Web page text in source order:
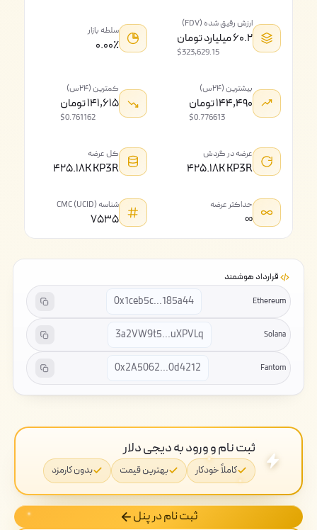
ارزش رقیق شده (FDV)
۶۰.۲ میلیارد تومان
$323,629.15
سلطه بازار
۰.۰۰٪
بیشترین (۲۴س)
۱۴۴,۴۹۰ تومان
$0.776613
کمترین (۲۴س)
۱۴۱,۶۱۵ تومان
$0.761162
عرضه در گردش
۴۲۵.۱۸K KP3R
کل عرضه
۴۲۵.۱۸K KP3R
حداکثر عرضه
∞
شناسه CMC (UCID)
۷۵۳۵
قرارداد هوشمند
Ethereum
0x1ceb5c...185a44
Solana
3a2VW9t5...uXPVLq
Fantom
0x2A5062...0d4212
ثبت نام و ورود به دیجی دلار
کاملاً خودکار بهترین قیمت بدون کارمزد
ثبت نام در پنل